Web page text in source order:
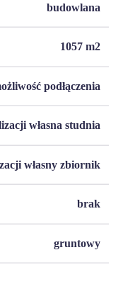
budowlana
1057 m2
podłączenia
własna studnia
własny zbiornik
brak
gruntowy